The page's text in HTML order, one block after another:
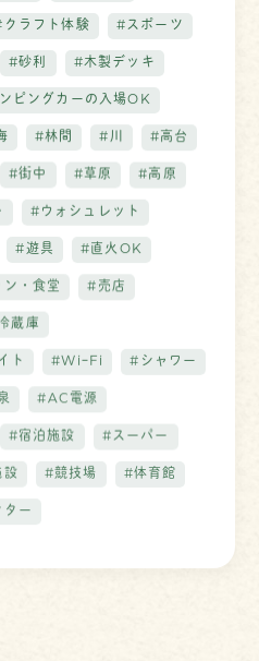
クラフト体験 #スポーツ
#砂利 #木製デッキ
ピングカーの入場OK
#林間 #川 #高台
#街中 #草原 #高原
#ウォシュレット
#遊具 #直火OK
・食堂 #売店
蔵庫
ト #WiｰFi #シャワー
#AC電源
#宿泊施設 #スーパー
設 #競技場 #体育館
ー